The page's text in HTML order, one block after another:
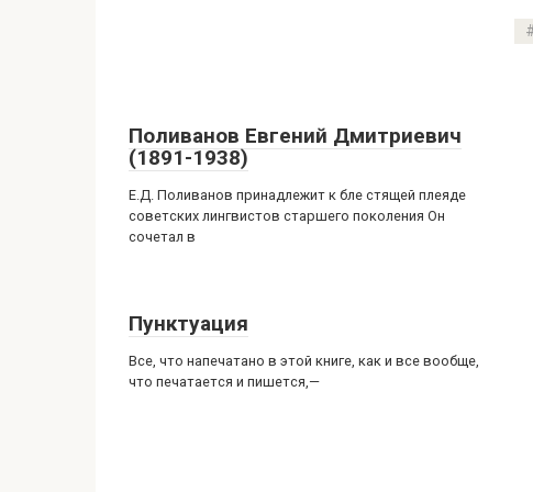
Поливанов Евгений Дмитриевич
(1891-1938)
Е.Д. Поливанов принадлежит к бле стящей плеяде
советских лингвистов старшего поколения Он
сочетал в
Пунктуация
Все, что напечатано в этой книге, как и все вообще,
что печатается и пишется,—